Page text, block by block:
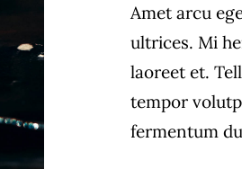
Amet arcu
ultrices. Mi
laoreet et.
tempor
fermentum